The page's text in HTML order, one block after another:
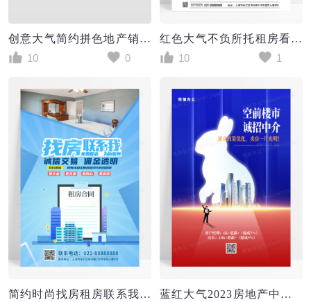
创意大气简约拼色地产销售房屋中介名片设计
10
0
红色大气不负所托租房看房房产中介海报
10
1
简约时尚找房租房联系我房屋中介海报
蓝红大气2023房地产中介招聘海报